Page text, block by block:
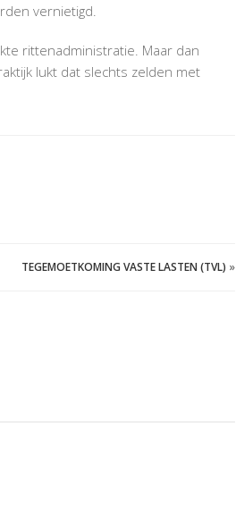
vernietigd.
rittenadministratie. Maar dan
lukt dat slechts zelden met
TEGEMOETKOMING VASTE LASTEN (TVL) »